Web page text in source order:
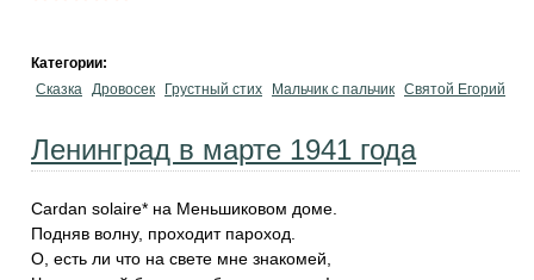
Категории:
Сказка
Дровосек Грустный стих Мальчик с пальчик Святой Егорий
Ленинград в марте 1941 года
Cardan solaire* на Меньшиковом доме.
Подняв волну, проходит пароход.
О, есть ли что на свете мне знакомей,